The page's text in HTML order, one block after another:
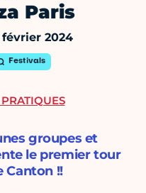
Paris
2024
Festivals
groupes et
le premier tour
Canton !!